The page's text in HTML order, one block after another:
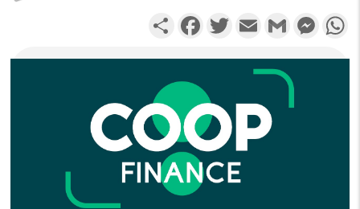
PartagerFacebookTwitterEmail Gmail